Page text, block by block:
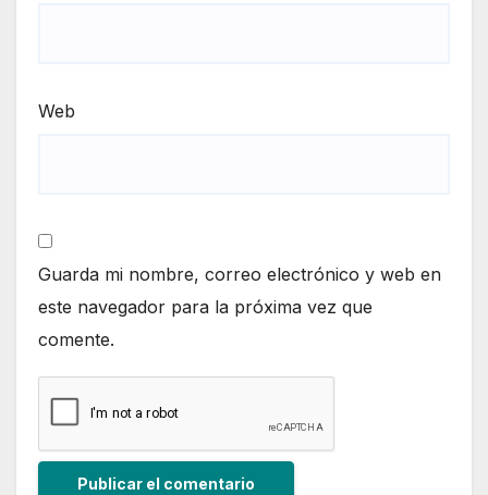
Web
Guarda mi nombre, correo electrónico y web en
este navegador para la próxima vez que
comente.